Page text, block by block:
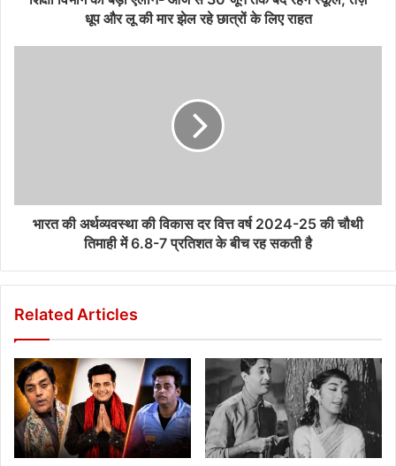
धूप और लू की मार झेल रहे छात्रों के लिए राहत
भारत की अर्थव्यवस्था की विकास दर वित्त वर्ष 2024-25 की चौथी
तिमाही में 6.8-7 प्रतिशत के बीच रह सकती है
Related Articles